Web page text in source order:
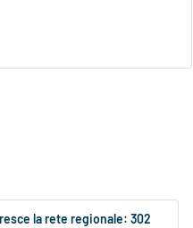
la rete regionale: 302